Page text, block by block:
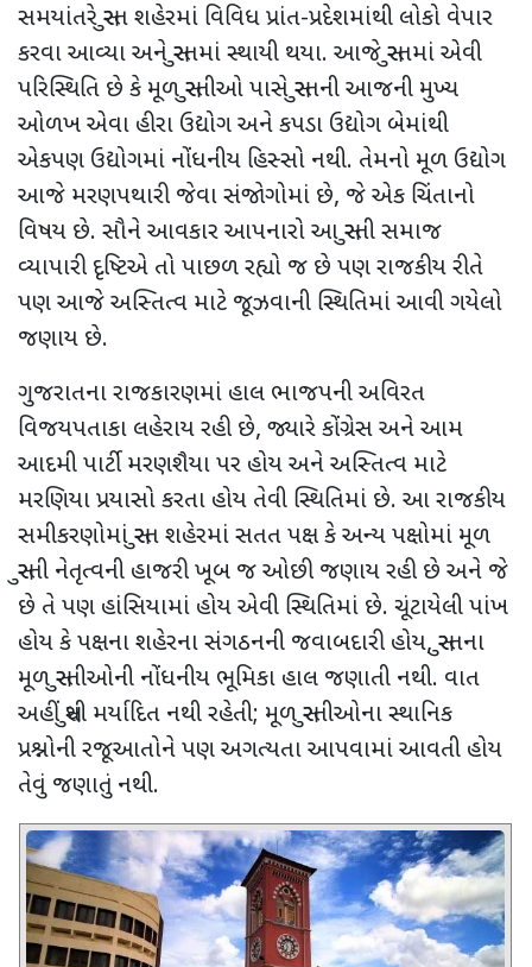
સમયાંતરે સુરત શહેરમાં વિવિધ પ્રાંત-પ્રદેશમાંથી લોકો વેપાર
કરવા આવ્યા અને સુરતમાં સ્થાયી થયા. આજે સુરતમાં એવી
પરિસ્થિતિ છે કે મૂળ સુરતીઓ પાસે સુરતની આજની મુખ્ય
ઓળખ એવા હીરા ઉદ્યોગ અને કપડા ઉદ્યોગ બેમાંથી
એકપણ ઉદ્યોગમાં નોંધનીય હિસ્સો નથી. તેમનો મૂળ ઉદ્યોગ
આજે મરણપથારી જેવા સંજોગોમાં છે, જે એક ચિંતાનો
વિષય છે. સૌને આવકાર આપનારો આ સુરતી સમાજ
વ્યાપારી દૃષ્ટિએ તો પાછળ રહ્યો જ છે પણ રાજકીય રીતે
પણ આજે અસ્તિત્વ માટે જૂઝવાની સ્થિતિમાં આવી ગયેલો
જણાય છે.
ગુજરાતના રાજકારણમાં હાલ ભાજપની અવિરત
વિજયપતાકા લહેરાય રહી છે, જ્યારે કોંગ્રેસ અને આમ
આદમી પાર્ટી મરણશૈયા પર હોય અને અસ્તિત્વ માટે
મરણિયા પ્રયાસો કરતા હોય તેવી સ્થિતિમાં છે. આ રાજકીય
સમીકરણોમાં સુરત શહેરમાં સતત પક્ષ કે અન્ય પક્ષોમાં મૂળ
સુરતી નેતૃત્વની હાજરી ખૂબ જ ઓછી જણાય રહી છે અને જે
છે તે પણ હાંસિયામાં હોય એવી સ્થિતિમાં છે. ચૂંટાયેલી પાંખ
હોય કે પક્ષના શહેરના સંગઠનની જવાબદારી હોય, સુરતના
મૂળ સુરતીઓની નોંધનીય ભૂમિકા હાલ જણાતી નથી. વાત
અહીં સુધી મર્યાદિત નથી રહેતી; મૂળ સુરતીઓના સ્થાનિક
પ્રશ્નોની રજૂઆતોને પણ અગત્યતા આપવામાં આવતી હોય
તેવું જણાતું નથી.